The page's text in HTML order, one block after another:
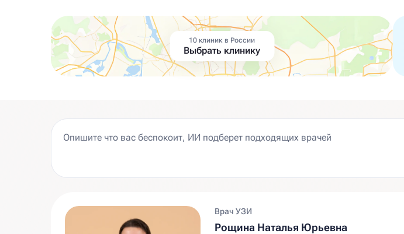
10 клиник в России
Выбрать клинику
Врач УЗИ
Рощина Наталья Юрьевна